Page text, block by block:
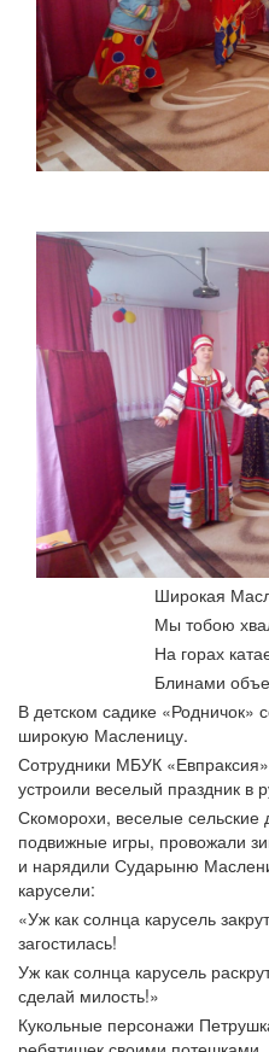
Широкая
Мы тобою
На горах
Блинами
В детском садике «Родничок»
широкую Масленицу.
Сотрудники МБУК
устроили веселый праздник в
Скоморохи, веселые сельские
подвижные игры, провожали
и нарядили Сударыню
карусели:
«Уж как солнца карусель
загостилась!
Уж как солнца карусель
сделай милость!»
Кукольные персонажи